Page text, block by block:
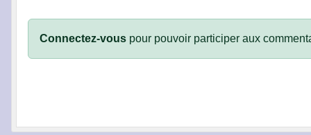
Connectez-vous pour pouvoir participer aux